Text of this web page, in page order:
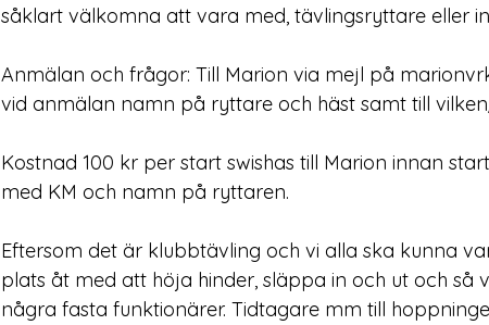
såklart välkomna att vara med, tävlingsryttare eller
Anmälan och frågor: Till Marion via mejl på
vid anmälan namn på ryttare och häst samt till
Kostnad 100 kr per start swishas till Marion innan
med KM och namn på ryttaren.
Eftersom det är klubbtävling och vi alla ska kunna
plats åt med att höja hinder, släppa in och ut och så
några fasta funktionärer. Tidtagare mm till